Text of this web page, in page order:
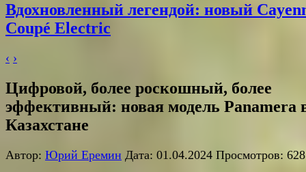
Вдохновленный легендой: новый
Coupé Electric
‹ ›
Цифровой, более роскошный, более
эффективный: новая модель Panamera
Казахстане
Автор: Юрий Еремин Дата: 01.04.2024 Просмотров: 628